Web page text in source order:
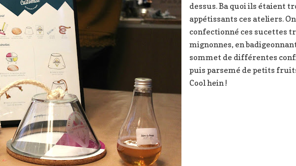
dessus. Ba quoi ils étaient
appétissants ces ateliers.
confectionné ces sucettes
mignonnes, en
sommet de différentes
puis parsemé de petits
Cool hein !